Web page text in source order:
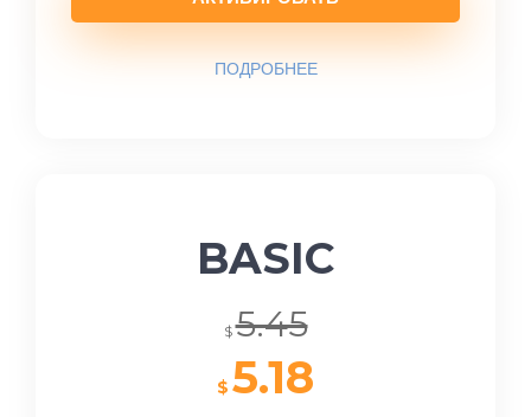
ПОДРОБНЕЕ
BASIC
$ 5.45
$ 5.18